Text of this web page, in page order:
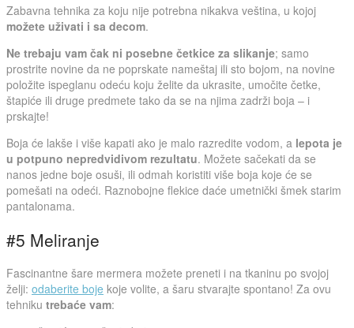
Zabavna tehnika za koju nije potrebna nikakva veština, u kojoj
možete uživati i sa decom.
Ne trebaju vam čak ni posebne četkice za slikanje; samo
prostrite novine da ne poprskate nameštaj ili sto bojom, na novine
položite ispeglanu odeću koju želite da ukrasite, umočite četke,
štapiće ili druge predmete tako da se na njima zadrži boja – i
prskajte!
Boja će lakše i više kapati ako je malo razredite vodom, a lepota je
u potpuno nepredvidivom rezultatu. Možete sačekati da se
nanos jedne boje osuši, ili odmah koristiti više boja koje će se
pomešati na odeći. Raznobojne flekice daće umetnički šmek starim
pantalonama.
#5 Meliranje
Fascinantne šare mermera možete preneti i na tkaninu po svojoj
želji: odaberite boje koje volite, a šaru stvarajte spontano! Za ovu
tehniku trebaće vam: